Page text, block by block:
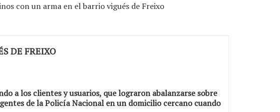
con un arma en el barrio vigués de Freixo
DE FREIXO
a los clientes y usuarios, que lograron abalanzarse sobre
de la Policía Nacional en un domicilio cercano cuando